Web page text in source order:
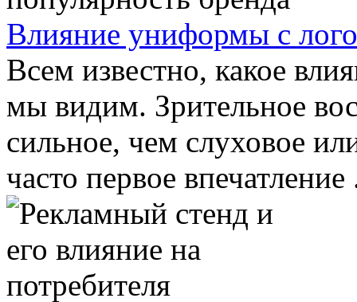
Влияние униформы с
Всем известно, какое
мы видим. Зрительное
сильное, чем слуховое
часто первое впечатление